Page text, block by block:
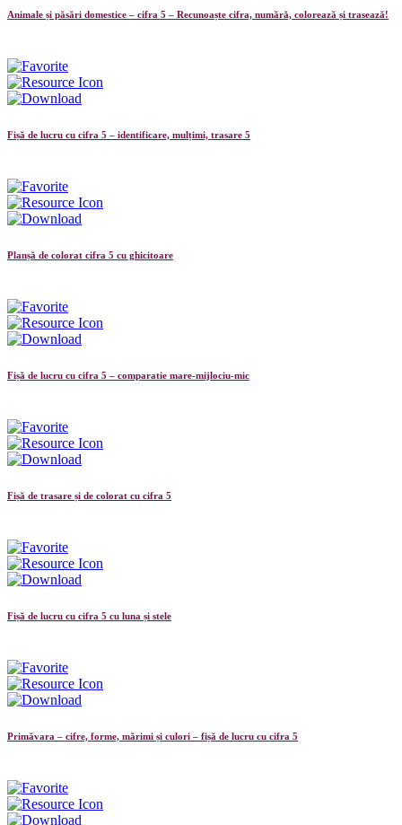
Animale și păsări domestice – cifra 5 – Recunoaște cifra, numără, colorează și trasează!
Fișă de lucru cu cifra 5 – identificare, mulțimi, trasare 5
Planșă de colorat cifra 5 cu ghicitoare
Fișă de lucru cu cifra 5 – comparatie mare-mijlociu-mic
Fișă de trasare și de colorat cu cifra 5
Fișă de lucru cu cifra 5 cu luna și stele
Primăvara – cifre, forme, mărimi și culori – fișă de lucru cu cifra 5